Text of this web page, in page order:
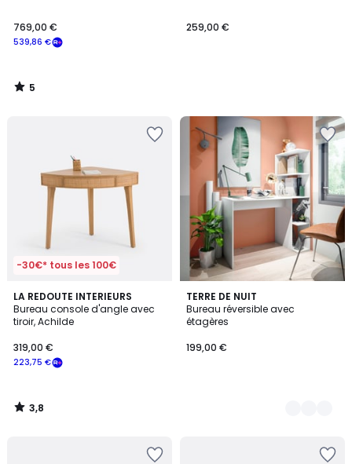
539,86 €
769,00 €
5
/
259,00 €
-30€* tous les 100€
LA REDOUTE INTERIEURS
Bureau console d'angle avec
tiroir, Achilde
223,75 €
319,00 €
3,8
/ 5
3,8
/
TERRE DE NUIT
Bureau réversible avec
étagères
199,00 €
2
Couleurs